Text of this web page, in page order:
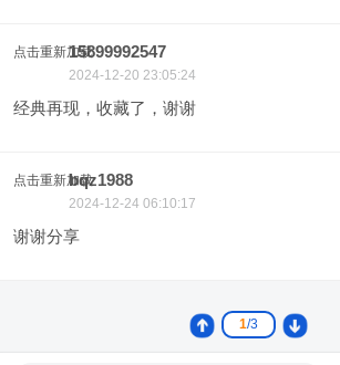
点击重新加载15899992547
2024-12-20 23:05:24
经典再现，收藏了，谢谢
点击重新加载bqz1988
2024-12-24 06:10:17
谢谢分享
1/3